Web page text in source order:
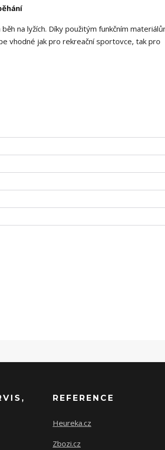
na lyžích. Díky použitým funkčním
vhodné jak pro rekreační sportovce, tak pro
REFERENCE
Heureka.cz
Zbozi.cz